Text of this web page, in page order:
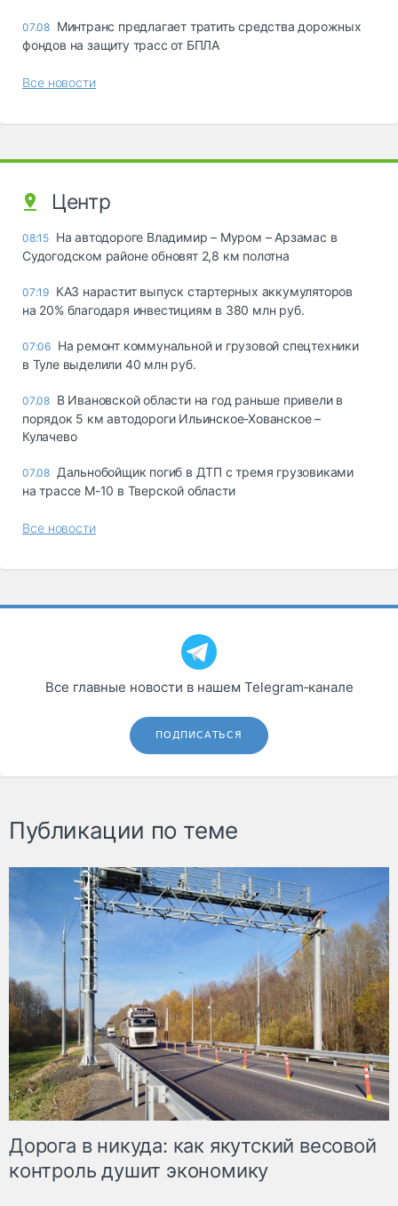
07.08 Минтранс предлагает тратить средства дорожных
фондов на защиту трасс от БПЛА
Все новости
Центр
08:15 На автодороге Владимир – Муром – Арзамас в
Судогодском районе обновят 2,8 км полотна
07:19 КАЗ нарастит выпуск стартерных аккумуляторов
на 20% благодаря инвестициям в 380 млн руб.
07:06 На ремонт коммунальной и грузовой спецтехники
в Туле выделили 40 млн руб.
07.08 В Ивановской области на год раньше привели в
порядок 5 км автодороги Ильинское-Хованское –
Кулачево
07.08 Дальнобойщик погиб в ДТП с тремя грузовиками
на трассе М-10 в Тверской области
Все новости
Все главные новости в нашем Telegram‑канале
ПОДПИСАТЬСЯ
Публикации по теме
Дорога в никуда: как якутский весовой
контроль душит экономику